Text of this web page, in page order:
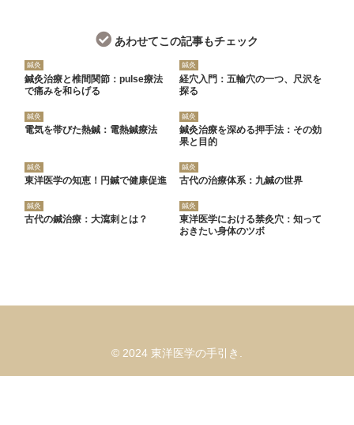
あわせてこの記事もチェック
鍼灸
鍼灸治療と椎間関節：pulse療法
で痛みを和らげる
鍼灸
経穴入門：五輸穴の一つ、尺沢を
探る
鍼灸
電気を帯びた熱鍼：電熱鍼療法
鍼灸
鍼灸治療を深める押手法：その効
果と目的
鍼灸
東洋医学の知恵！円鍼で健康促進
鍼灸
古代の治療体系：九鍼の世界
鍼灸
古代の鍼治療：大瀉刺とは？
鍼灸
東洋医学における禁灸穴：知って
おきたい身体のツボ
© 2024 東洋医学の手引き.